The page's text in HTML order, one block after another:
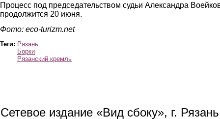
Процесс под председательством судьи Александра
продолжится 20 июня.
Фото: eco-turizm.net
Теги: Рязань
Борки
Рязанский кремль
Сетевое издание «Вид сбоку», г.